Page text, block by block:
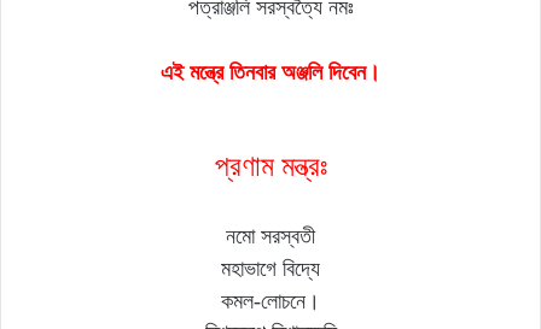
পত্রাঞ্জলি সরস্বত্যৈ নমঃ
এই মন্ত্রে তিনবার অঞ্জলি দিবেন।
প্রণাম মন্ত্রঃ
নমো সরস্বতী
মহাভাগে বিদ্যে
কমল-লোচনে।